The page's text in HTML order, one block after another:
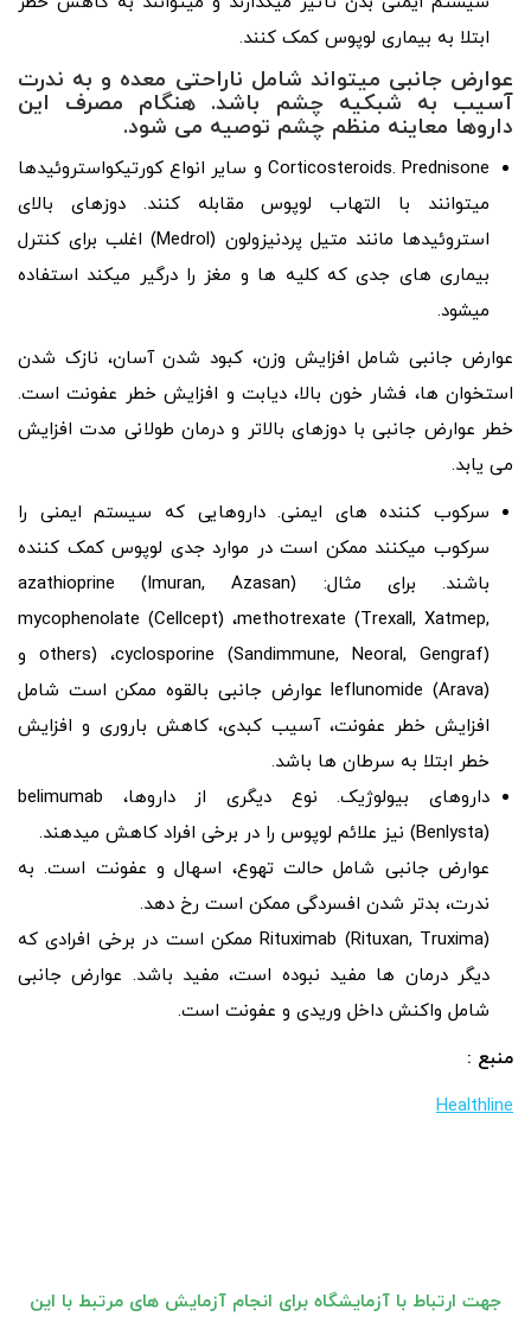
ابتلا به بیماری لوپوس کمک کنند.
عوارض جانبی میتواند شامل ناراحتی معده و به ندرت
آسیب به شبکیه چشم باشد. هنگام مصرف این
داروها معاینه منظم چشم توصیه می شود.
Corticosteroids. Prednisone و سایر انواع کورتیکواستروئیدها
میتوانند با التهاب لوپوس مقابله کنند. دوزهای بالای
استروئیدها مانند متیل پردنیزولون (Medrol) اغلب برای کنترل
بیماری های جدی که کلیه ها و مغز را درگیر میکند استفاده
میشود.
عوارض جانبی شامل افزایش وزن، کبود شدن آسان، نازک شدن
استخوان‌ ها، فشار خون بالا، دیابت و افزایش خطر عفونت است.
خطر عوارض جانبی با دوزهای بالاتر و درمان طولانی مدت افزایش
می یابد.
سرکوب کننده های ایمنی. دارو‌هایی که سیستم ایمنی را
سرکوب میکنند ممکن است در موارد جدی لوپوس کمک کننده
باشند. برای مثال: azathioprine (Imuran, Azasan)
mycophenolate (Cellcept) ،methotrexate (Trexall, Xatmep,
others) ،cyclosporine (Sandimmune, Neoral, Gengraf) و
leflunomide (Arava) عوارض جانبی بالقوه ممکن است شامل
افزایش خطر عفونت، آسیب کبدی، کاهش باروری و افزایش
خطر ابتلا به سرطان ها باشد.
دارو‌های بیولوژیک. نوع دیگری از دارو‌ها، belimumab
(Benlysta) نیز علائم لوپوس را در برخی افراد کاهش میدهند.
عوارض جانبی شامل حالت تهوع، اسهال و عفونت است. به
ندرت، بدتر شدن افسردگی ممکن است رخ دهد.
Rituximab (Rituxan, Truxima) ممکن است در برخی افرادی که
دیگر درمان‌ ها مفید نبوده است، مفید باشد. عوارض جانبی
شامل واکنش داخل وریدی و عفونت است.
منبع :
Healthline
جهت ارتباط با آزمایشگاه برای انجام آزمایش های مرتبط با این